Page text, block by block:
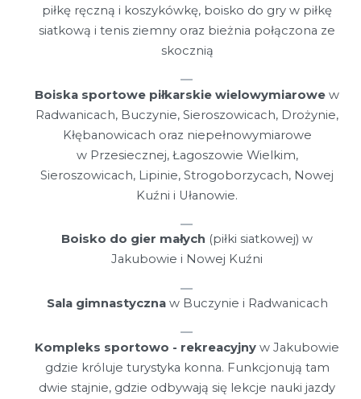
piłkę ręczną i koszykówkę, boisko do gry w piłkę
siatkową i tenis ziemny oraz bieżnia połączona ze
skocznią
Boiska sportowe piłkarskie wielowymiarowe w
Radwanicach, Buczynie, Sieroszowicach, Drożynie,
Kłębanowicach oraz niepełnowymiarowe
w Przesiecznej, Łagoszowie Wielkim,
Sieroszowicach, Lipinie, Strogoborzycach, Nowej
Kuźni i Ułanowie.
Boisko do gier małych (piłki siatkowej) w
Jakubowie i Nowej Kuźni
Sala gimnastyczna w Buczynie i Radwanicach
Kompleks sportowo - rekreacyjny w Jakubowie
gdzie króluje turystyka konna. Funkcjonują tam
dwie stajnie, gdzie odbywają się lekcje nauki jazdy